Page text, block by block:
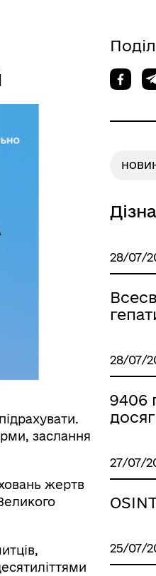
заслання
жертв
28/07/
28/07/
9406
досяг
27/07/
25/07/